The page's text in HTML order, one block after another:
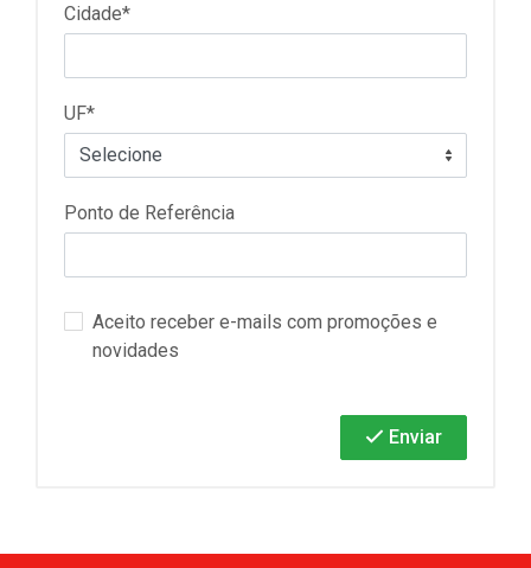
Cidade*
UF*
Ponto de Referência
Aceito receber e-mails com promoções e
novidades
Enviar